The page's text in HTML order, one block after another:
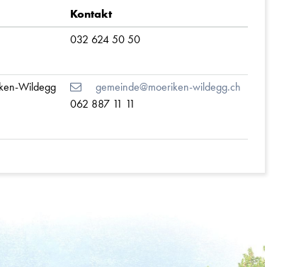
Kontakt
032 624 50 50
Wildegg
gemeinde@moeriken-wildegg.ch
062 887 11 11